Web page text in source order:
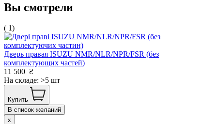
Вы смотрели
( 1)
Дверь правая ISUZU NMR/NLR/NPR/FSR (без
комплектующих частей)
11 500 ₴
На складе: >5 шт
Купить
В список желаний
x